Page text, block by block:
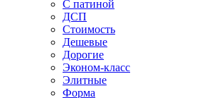
С патиной
ДСП
Стоимость
Дешевые
Дорогие
Эконом-класс
Элитные
Форма